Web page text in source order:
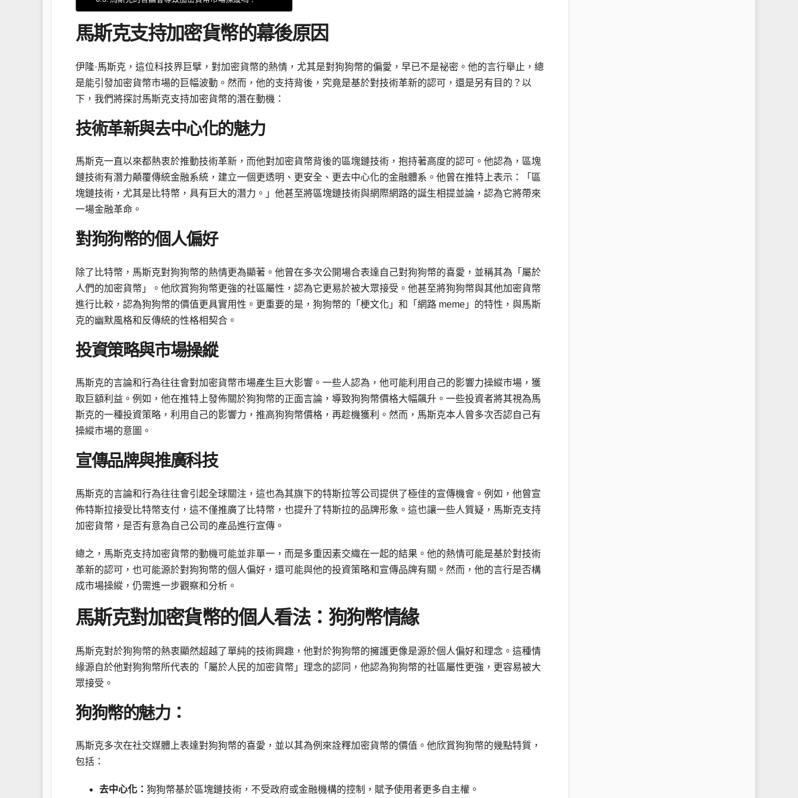
馬斯克支持加密貨幣的幕後原因
伊隆·馬斯克，這位科技界巨擘，對加密貨幣的熱情，尤其是對狗狗幣的偏愛，早已不是祕密。他的言行舉止，總
是能引發加密貨幣市場的巨幅波動。然而，他的支持背後，究竟是基於對技術革新的認可，還是另有目的？以
下，我們將探討馬斯克支持加密貨幣的潛在動機：
技術革新與去中心化的魅力
馬斯克一直以來都熱衷於推動技術革新，而他對加密貨幣背後的區塊鏈技術，抱持著高度的認可。他認為，區塊
鏈技術有潛力顛覆傳統金融系統，建立一個更透明、更安全、更去中心化的金融體系。他曾在推特上表示：「區
塊鏈技術，尤其是比特幣，具有巨大的潛力。」他甚至將區塊鏈技術與網際網路的誕生相提並論，認為它將帶來
一場金融革命。
對狗狗幣的個人偏好
除了比特幣，馬斯克對狗狗幣的熱情更為顯著。他曾在多次公開場合表達自己對狗狗幣的喜愛，並稱其為「屬於
人們的加密貨幣」。他欣賞狗狗幣更強的社區屬性，認為它更易於被大眾接受。他甚至將狗狗幣與其他加密貨幣
進行比較，認為狗狗幣的價值更具實用性。更重要的是，狗狗幣的「梗文化」和「網路 meme」的特性，與馬斯
克的幽默風格和反傳統的性格相契合。
投資策略與市場操縱
馬斯克的言論和行為往往會對加密貨幣市場產生巨大影響。一些人認為，他可能利用自己的影響力操縱市場，獲
取巨額利益。例如，他在推特上發佈關於狗狗幣的正面言論，導致狗狗幣價格大幅飆升。一些投資者將其視為馬
斯克的一種投資策略，利用自己的影響力，推高狗狗幣價格，再趁機獲利。然而，馬斯克本人曾多次否認自己有
操縱市場的意圖。
宣傳品牌與推廣科技
馬斯克的言論和行為往往會引起全球關注，這也為其旗下的特斯拉等公司提供了極佳的宣傳機會。例如，他曾宣
佈特斯拉接受比特幣支付，這不僅推廣了比特幣，也提升了特斯拉的品牌形象。這也讓一些人質疑，馬斯克支持
加密貨幣，是否有意為自己公司的產品進行宣傳。
總之，馬斯克支持加密貨幣的動機可能並非單一，而是多重因素交織在一起的結果。他的熱情可能是基於對技術
革新的認可，也可能源於對狗狗幣的個人偏好，還可能與他的投資策略和宣傳品牌有關。然而，他的言行是否構
成市場操縱，仍需進一步觀察和分析。
馬斯克對加密貨幣的個人看法：狗狗幣情緣
馬斯克對於狗狗幣的熱衷顯然超越了單純的技術興趣，他對於狗狗幣的擁護更像是源於個人偏好和理念。這種情
緣源自於他對狗狗幣所代表的「屬於人民的加密貨幣」理念的認同，他認為狗狗幣的社區屬性更強，更容易被大
眾接受。
狗狗幣的魅力：
馬斯克多次在社交媒體上表達對狗狗幣的喜愛，並以其為例來詮釋加密貨幣的價值。他欣賞狗狗幣的幾點特質，
包括：
去中心化： 狗狗幣基於區塊鏈技術，不受政府或金融機構的控制，賦予使用者更多自主權。